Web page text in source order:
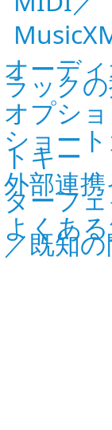
オーディ
ラック
オプシ
ショー
トキー
外部連
ターフ
よくあ
／既知